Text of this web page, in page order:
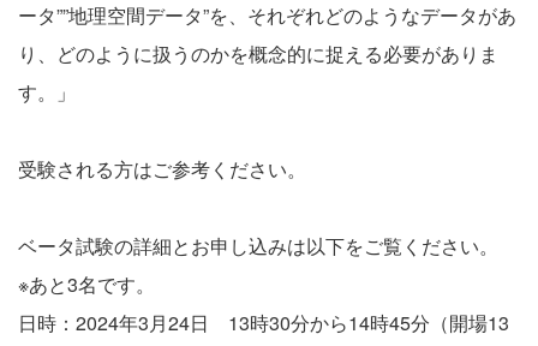
ータ””地理空間データ”を、それぞれどのようなデータがあ
り、どのように扱うのかを概念的に捉える必要がありま
す。」
受験される方はご参考ください。
ベータ試験の詳細とお申し込みは以下をご覧ください。
※あと3名です。
日時：2024年3月24日 13時30分から14時45分（開場13